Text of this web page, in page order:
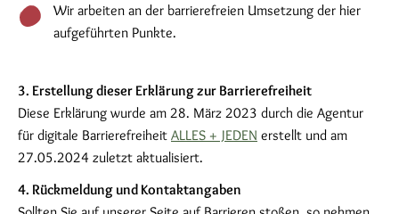
Wir arbeiten an der barrierefreien Umsetzung der hier
aufgeführten Punkte.
3. Erstellung dieser Erklärung zur Barrierefreiheit
Diese Erklärung wurde am 28. März 2023 durch die Agentur
für digitale Barrierefreiheit ALLES + JEDEN erstellt und am
27.05.2024 zuletzt aktualisiert.
4. Rückmeldung und Kontaktangaben